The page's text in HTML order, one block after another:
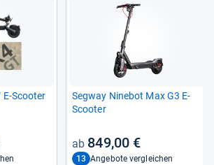
E-​Scoo­ter
Seg­way Nine­bot Max G3 E-​
Scoo­ter
849,00 €
13 Angebote vergleichen